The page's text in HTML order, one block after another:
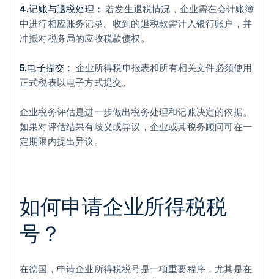
4.记账与退税处理： 若发生退税情况，企业需在会计账簿
中进行相应账务记录。收到的退税款需计入银行账户，并
冲抵对税务局的应收税款债权。
5.电子提交： 企业所得税申报表和所有相关文件必须使用
正式税表以电子方式提交。
企业税务评估是进一步做出税务处理和记账决定的依据。
如果对评估结果有歧义或异议，企业或其税务顾问可在一
定期限内提出异议。
如何申请企业所得税税
号？
在德国，申请企业所得税税号是一项重要程序，尤其是在